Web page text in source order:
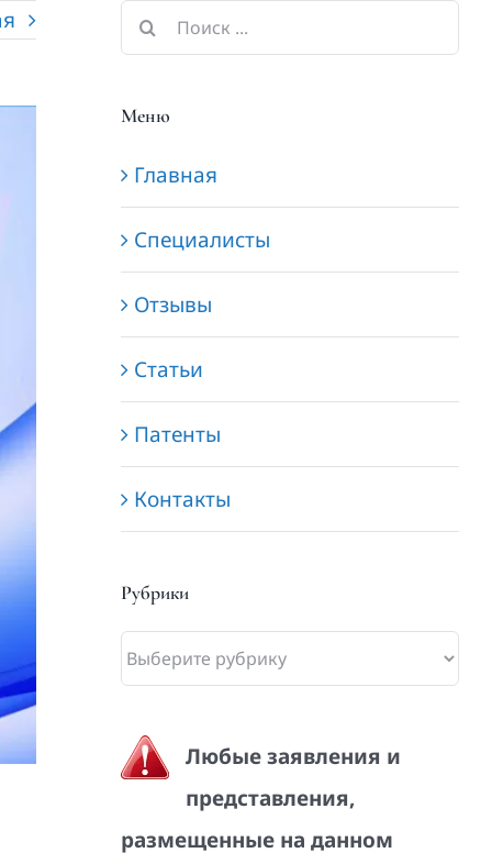
Результат
поиска:
Меню
Главная
Специалисты
Отзывы
Статьи
Патенты
Контакты
Рубрики
Рубрики
Любые заявления и
представления,
размещенные на данном